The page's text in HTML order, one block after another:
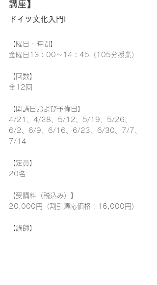
講座】
ドイツ文化入門I
【曜日・時間】
金曜日13：00～14：45（105分授業）
【回数】
全12回
【開講日および予備日】
4/21、4/28、5/12、5/19、5/26、
6/2、6/9、6/16、6/23、6/30、7/7、
7/14
【定員】
20名
【受講料（税込み）】
20,000円
（割引適応価格：16,000円）
【講師】